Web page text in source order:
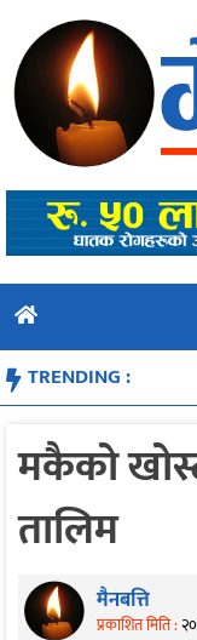
content
TRENDING :
मकैको
तालिम
मैनबत्ति
प्रकाशित मिति :